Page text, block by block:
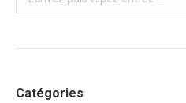
Catégories